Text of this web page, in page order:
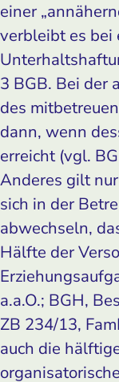
einer
verbleibt es bei
3 BGB. Bei der
des
dann, wenn
erreicht (vgl.
Anderes gilt
sich in der
abwechseln,
Hälfte der
a.a.O.; BGH,
ZB 234/13,
auch die